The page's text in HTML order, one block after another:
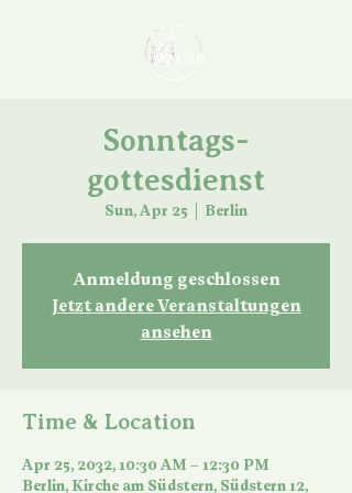
Sonntags-
gottesdienst
Sun, Apr 25 Berlin
Anmeldung geschlossen
Jetzt andere Veranstaltungen
ansehen
Time & Location
Apr 25, 2032, 10:30 AM – 12:30 PM
Berlin, Kirche am Südstern, Südstern 12,